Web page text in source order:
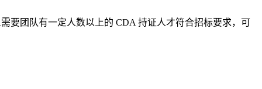
要团队有一定人数以上的 CDA 持证人才符合招标要求，可